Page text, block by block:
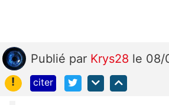
Publié par Krys28 le 08/
!
citer